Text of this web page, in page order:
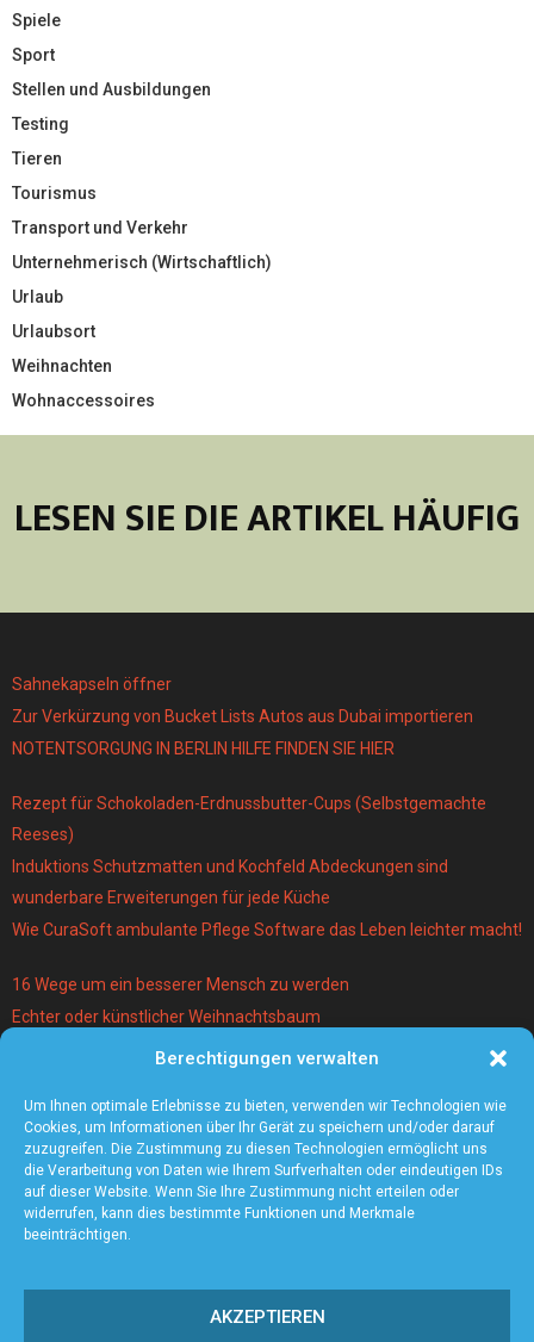
Berechtigungen verwalten
Um Ihnen optimale Erlebnisse zu bieten, verwenden wir Technologien wie
Cookies, um Informationen über Ihr Gerät zu speichern und/oder darauf
zuzugreifen. Die Zustimmung zu diesen Technologien ermöglicht uns
die Verarbeitung von Daten wie Ihrem Surfverhalten oder eindeutigen IDs
auf dieser Website. Wenn Sie Ihre Zustimmung nicht erteilen oder
widerrufen, kann dies bestimmte Funktionen und Merkmale
beeinträchtigen.
AKZEPTIEREN
Spiele
Sport
Stellen und Ausbildungen
Testing
Tieren
Tourismus
Transport und Verkehr
Unternehmerisch (Wirtschaftlich)
Urlaub
Urlaubsort
Weihnachten
Wohnaccessoires
LESEN SIE DIE ARTIKEL HÄUFIG
Sahnekapseln öffner
Zur Verkürzung von Bucket Lists Autos aus Dubai importieren
NOTENTSORGUNG IN BERLIN HILFE FINDEN SIE HIER
Rezept für Schokoladen-Erdnussbutter-Cups (Selbstgemachte
Reeses)
Induktions Schutzmatten und Kochfeld Abdeckungen sind
wunderbare Erweiterungen für jede Küche
Wie CuraSoft ambulante Pflege Software das Leben leichter macht!
16 Wege um ein besserer Mensch zu werden
Echter oder künstlicher Weihnachtsbaum
Warum lohnt es sich einen Magier und Mentalist zu buchen?
Die 5 angesagtesten Schmuck-Trends 2021